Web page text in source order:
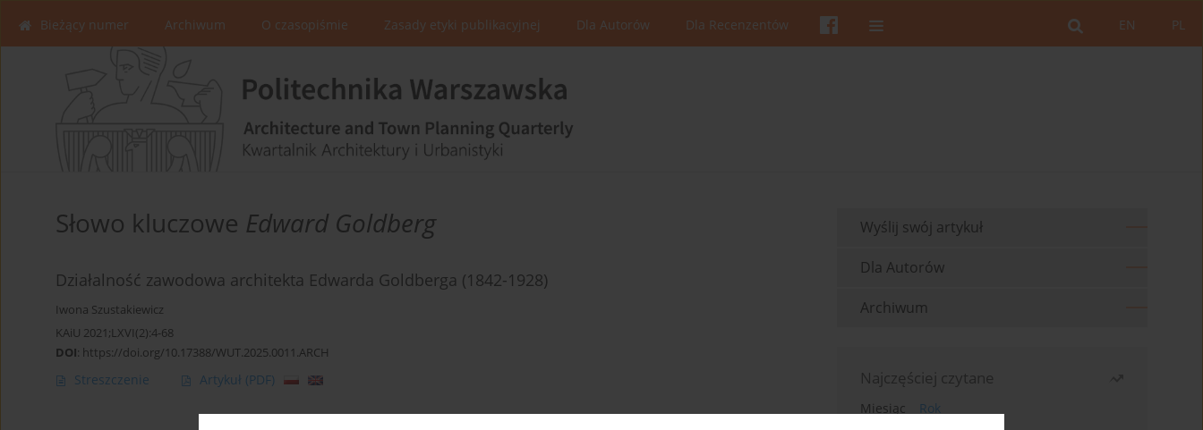
PL
EN
Bieżący numer Archiwum O czasopiśmie Zasady etyki publikacyjnej Dla Autorów Dla Recenzentów
Słowo kluczowe Edward Goldberg
Działalność zawodowa architekta Edwarda Goldberga (1842-1928)
Iwona Szustakiewicz
KAiU 2021;LXVI(2):4-68
DOI: https://doi.org/10.17388/WUT.2025.0011.ARCH
Streszczenie Artykuł (PDF)
Wyślij swój artykuł
Dla Autorów
Archiwum
Najczęściej czytane
Miesiąc
Rok